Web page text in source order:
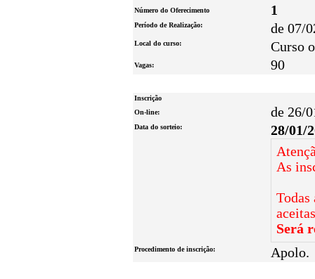
Número do Oferecimento 1
Período de Realização: de 07/
Local do curso: Curso
Vagas: 90
Inscrição
On-line:
de 26/
Data do sorteio:
28/01/
As
Todas
Será
Procedimento de inscrição: Apolo.